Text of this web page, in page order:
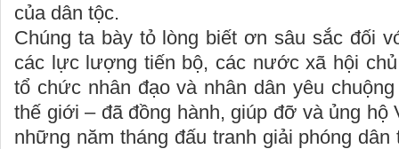
của dân tộc.
Chúng ta bày tỏ lòng biết ơn sâu sắc đối
các lực lượng tiến bộ, các nước xã hội
tổ chức nhân đạo và nhân dân yêu
thế giới – đã đồng hành, giúp đỡ và ủng hộ
những năm tháng đấu tranh giải phóng